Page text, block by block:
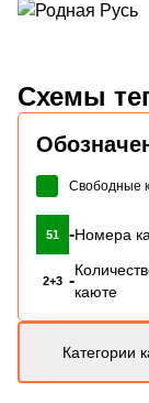
Схемы
Свободные
51 -Номера
2+3 -
каюте
Категории